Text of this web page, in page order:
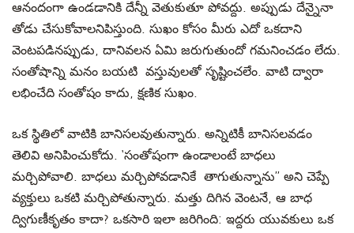
ఆనందంగా ఉండడానికి దేన్నీ వెతుకుతూ పోవద్దు. అప్పుడు దేన్నైనా
తోడు చేసుకోవాలనిపిస్తుంది. సుఖం కోసం మీరు ఎదో ఒకదాని
వెంటపడినప్పుడు, దానివలన ఏమి జరుగుతుందో గమనించడం లేదు.
సంతోషాన్ని మనం బయటి వస్తువులతో సృష్టించలేం. వాటి ద్వారా
లభించేది సంతోషం కాదు, క్షణిక సుఖం.
ఒక స్థితిలో వాటికి బానిసలవుతున్నారు. అన్నిటికీ బానిసలవడం
తెలివి అనిపించుకోదు. ‘సంతోషంగా ఉండాలంటే బాధలు
మర్చిపోవాలి. బాధలు మర్చిపోవడానికే తాగుతున్నాను’’ అని చెప్పే
వ్యక్తులు ఒకటి మర్చిపోతున్నారు. మత్తు దిగిన వెంటనే, ఆ బాధ
ద్విగుణీకృతం కాదా? ఒకసారి ఇలా జరిగింది: ఇద్దరు యువకులు ఒక